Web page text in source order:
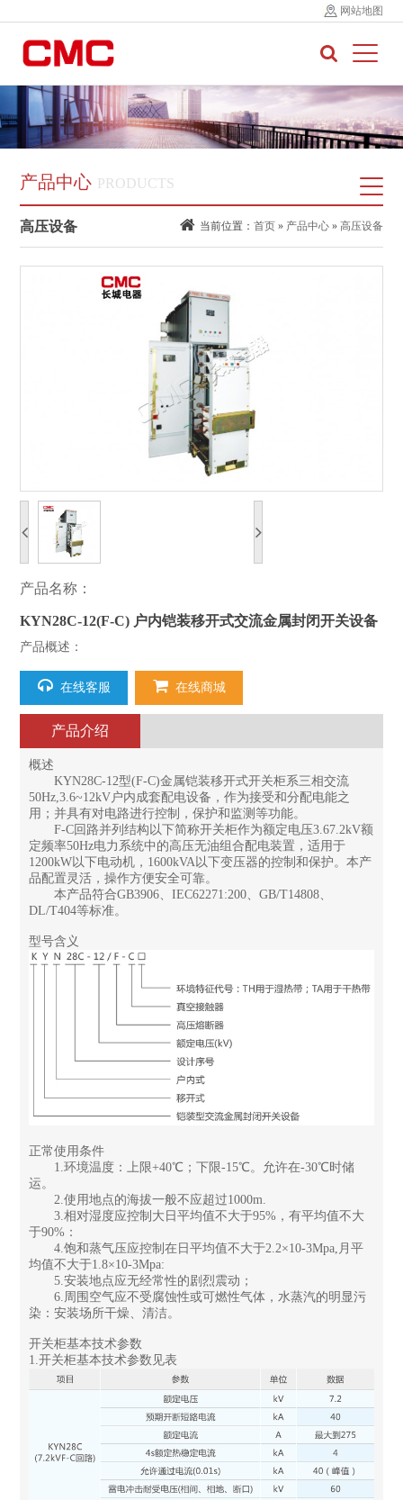
网站地图
产品中心 PRODUCTS
高压设备 当前位置： 首页 » 产品中心 » 高压设备
产品名称：
KYN28C-12(F-C) 户内铠装移开式交流金属封闭开关设备
产品概述：
在线客服 在线商城
产品介绍
概述
KYN28C-12型(F-C)金属铠装移开式开关柜系三相交流
50Hz,3.6~12kV户内成套配电设备，作为接受和分配电能之
用；并具有对电路进行控制，保护和监测等功能。
F-C回路并列结构以下简称开关柜作为额定电压3.67.2kV额
定频率50Hz电力系统中的高压无油组合配电装置，适用于
1200kW以下电动机，1600kVA以下变压器的控制和保护。本产
品配置灵活，操作方便安全可靠。
本产品符合GB3906、IEC62271:200、GB/T14808、
DL/T404等标准。
型号含义
正常使用条件
1.环境温度：上限+40℃；下限-15℃。允许在-30℃时储
运。
2.使用地点的海拔一般不应超过1000m.
3.相对湿度应控制大日平均值不大于95%，有平均值不大
于90%：
4.饱和蒸气压应控制在日平均值不大于2.2×10-3Mpa,月平
均值不大于1.8×10-3Mpa:
5.安装地点应无经常性的剧烈震动；
6.周围空气应不受腐蚀性或可燃性气体，水蒸汽的明显污
染：安装场所干燥、清洁。
开关柜基本技术参数
1.开关柜基本技术参数见表